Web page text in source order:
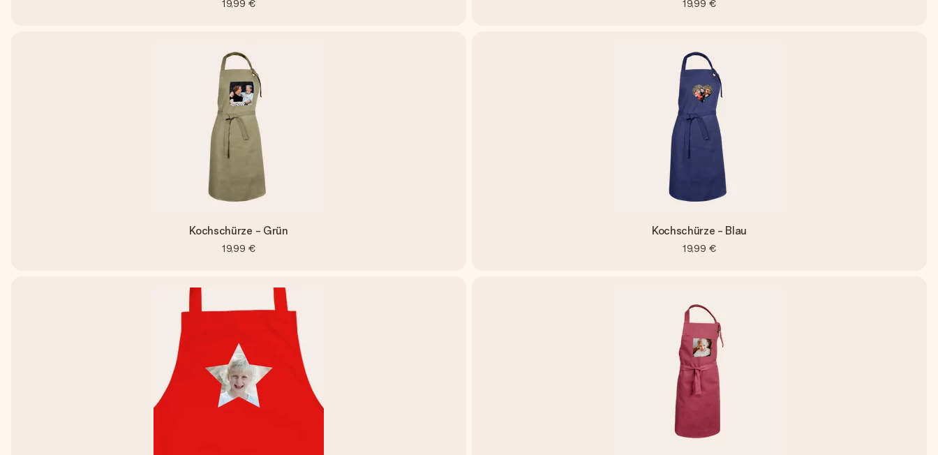
19,99 € 19,99 €
Kochschürze - Grün
19,99 €
Kochschürze - Blau
19,99 €